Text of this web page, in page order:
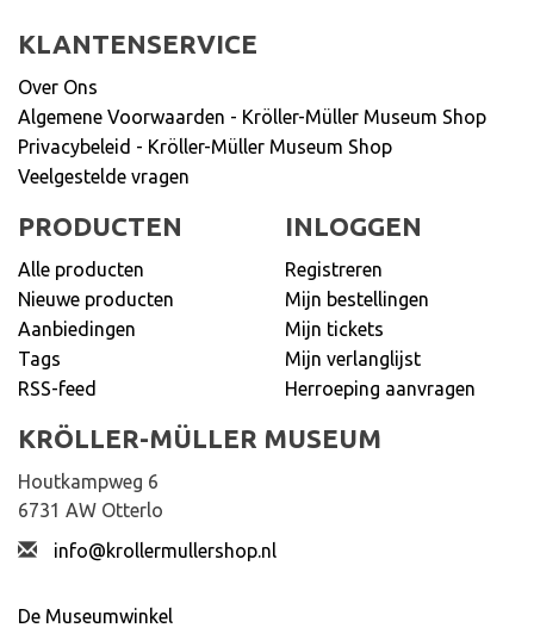
KLANTENSERVICE
Over Ons
Algemene Voorwaarden - Kröller-Müller Museum Shop
Privacybeleid - Kröller-Müller Museum Shop
Veelgestelde vragen
PRODUCTEN
Alle producten
Nieuwe producten
Aanbiedingen
Tags
RSS-feed
INLOGGEN
Registreren
Mijn bestellingen
Mijn tickets
Mijn verlanglijst
Herroeping aanvragen
KRÖLLER-MÜLLER MUSEUM
Houtkampweg 6
6731 AW Otterlo
info@krollermullershop.nl
De Museumwinkel